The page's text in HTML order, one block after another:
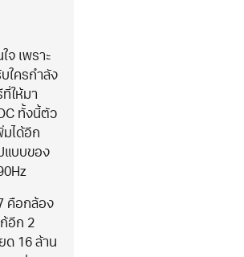
จ เพราะ
ใครกำลัง
ให้มา
ทั้งนี้ตัว
มได้อีก
แบบของ
คือกล้อง
ก้อีก 2
ด 16 ล้าน